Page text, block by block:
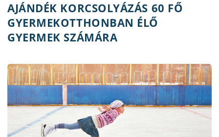
AJÁNDÉK KORCSOLYÁZÁS 60 FŐ
GYERMEKOTTHONBAN ÉLŐ
GYERMEK SZÁMÁRA